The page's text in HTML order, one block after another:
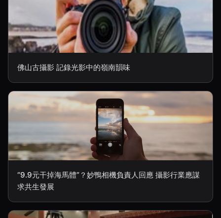
佛山古攝影 記錄光影中的嶺南韻味
“9.9元干掉海馬體”？妙鴨相機負責人回應 攝影行業應謀
求共生發展